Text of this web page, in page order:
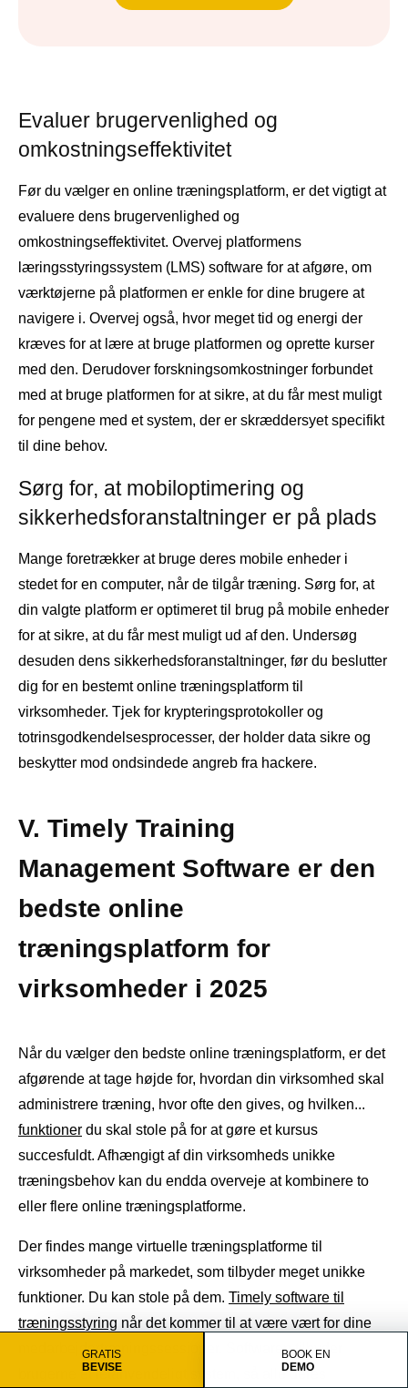
GRATIS
BEVISE
BOOK EN
DEMO
Evaluer brugervenlighed og
omkostningseffektivitet
Før du vælger en online træningsplatform, er det vigtigt at
evaluere dens brugervenlighed og
omkostningseffektivitet. Overvej platformens
læringsstyringssystem (LMS) software for at afgøre, om
værktøjerne på platformen er enkle for dine brugere at
navigere i. Overvej også, hvor meget tid og energi der
kræves for at lære at bruge platformen og oprette kurser
med den. Derudover forskningsomkostninger forbundet
med at bruge platformen for at sikre, at du får mest muligt
for pengene med et system, der er skræddersyet specifikt
til dine behov.
Sørg for, at mobiloptimering og
sikkerhedsforanstaltninger er på plads
Mange foretrækker at bruge deres mobile enheder i
stedet for en computer, når de tilgår træning. Sørg for, at
din valgte platform er optimeret til brug på mobile enheder
for at sikre, at du får mest muligt ud af den. Undersøg
desuden dens sikkerhedsforanstaltninger, før du beslutter
dig for en bestemt online træningsplatform til
virksomheder. Tjek for krypteringsprotokoller og
totrinsgodkendelsesprocesser, der holder data sikre og
beskytter mod ondsindede angreb fra hackere.
V. Timely Training
Management Software er den
bedste online
træningsplatform for
virksomheder i 2025
Når du vælger den bedste online træningsplatform, er det
afgørende at tage højde for, hvordan din virksomhed skal
administrere træning, hvor ofte den gives, og hvilken...
funktioner du skal stole på for at gøre et kursus
succesfuldt. Afhængigt af din virksomheds unikke
træningsbehov kan du endda overveje at kombinere to
eller flere online træningsplatforme.
Der findes mange virtuelle træningsplatforme til
virksomheder på markedet, som tilbyder meget unikke
funktioner. Du kan stole på dem. Timely software til
træningsstyring når det kommer til at være vært for dine
medarbejdertræningssessioner. Softwaren tilbyder
brugerne et letanvendeligt system, så alle deres